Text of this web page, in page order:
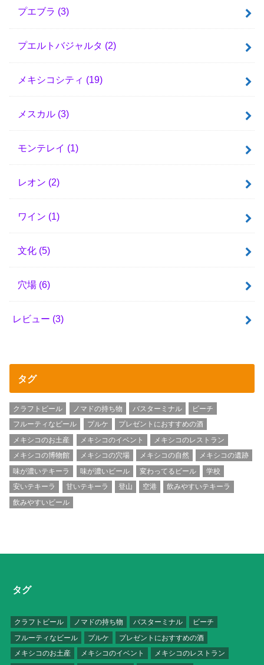
プエブラ (3)
プエルトバジャルタ (2)
メキシコシティ (19)
メスカル (3)
モンテレイ (1)
レオン (2)
ワイン (1)
文化 (5)
穴場 (6)
レビュー (3)
タグ
クラフトビール ノマドの持ち物 バスターミナル
ビーチ
フルーティなビール
プルケ
プレゼントにおすすめの酒
メキシコのお土産
メキシコのイベント
メキシコのレストラン
メキシコの博物館
メキシコの穴場 メキシコの自然
メキシコの遺跡
味が濃いテキーラ
味が濃いビール 変わってるビール
学校
安いテキーラ
甘いテキーラ 登山 空港
飲みやすいテキーラ
飲みやすいビール
タグ
クラフトビール ノマドの持ち物 バスターミナル
ビーチ
フルーティなビール
プルケ
プレゼントにおすすめの酒
メキシコのお土産
メキシコのイベント
メキシコのレストラン